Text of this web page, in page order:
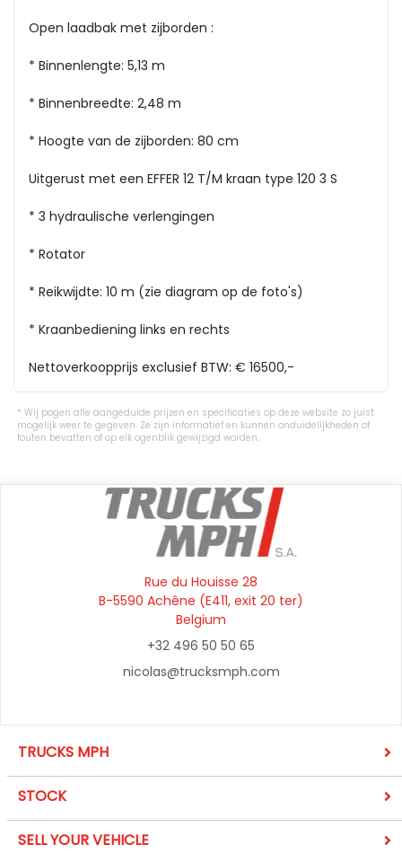
Open laadbak met zijborden :
* Binnenlengte: 5,13 m
* Binnenbreedte: 2,48 m
* Hoogte van de zijborden: 80 cm
Uitgerust met een EFFER 12 T/M kraan type 120 3 S
* 3 hydraulische verlengingen
* Rotator
* Reikwijdte: 10 m (zie diagram op de foto's)
* Kraanbediening links en rechts
Nettoverkoopprijs exclusief BTW: € 16500,-
Wij pogen alle aangeduide prijzen en specificaties op deze website zo juist
mogelijk weer te gegeven. Ze zijn informatief en kunnen onduidelijkheden of
fouten bevatten of op elk ogenblik gewijzigd worden.
Rue du Houisse 28
B-5590 Achêne (E411, exit 20 ter)
Belgium
+32 496 50 50 65
nicolas@trucksmph.com
TRUCKS MPH
STOCK
SELL YOUR VEHICLE